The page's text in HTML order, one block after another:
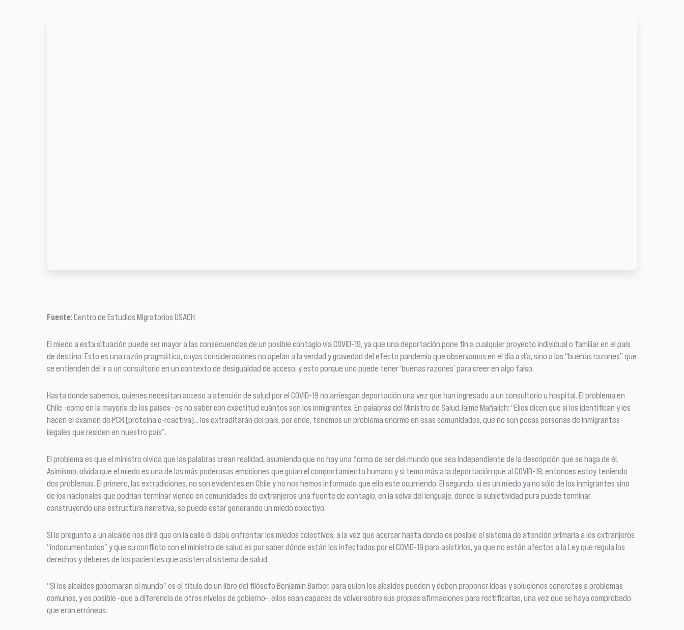
Fuente: Centro de Estudios Migratorios USACH
El miedo a esta situación puede ser mayor a las consecuencias de un posible contagio vía COVID-19, ya que una deportación pone fin a cualquier proyecto individual o familiar en el país
de destino. Esto es una razón pragmática, cuyas consideraciones no apelan a la verdad y gravedad del efecto pandemia que observamos en el día a día, sino a las “buenas razones” que
se entienden del ir a un consultorio en un contexto de desigualdad de acceso, y esto porque uno puede tener ‘buenas razones’ para creer en algo falso.
Hasta donde sabemos, quienes necesitan acceso a atención de salud por el COVID-19 no arriesgan deportación una vez que han ingresado a un consultorio u hospital. El problema en
Chile –como en la mayoría de los países– es no saber con exactitud cuántos son los inmigrantes. En palabras del Ministro de Salud Jaime Mañalich: “Ellos dicen que si los identifican y les
hacen el examen de PCR (proteína c-reactiva)… los extraditarán del país, por ende, tenemos un problema enorme en esas comunidades, que no son pocas personas de inmigrantes
ilegales que residen en nuestro país”.
El problema es que el ministro olvida que las palabras crean realidad, asumiendo que no hay una forma de ser del mundo que sea independiente de la descripción que se haga de él.
Asimismo, olvida que el miedo es una de las más poderosas emociones que guían el comportamiento humano y si temo más a la deportación que al COVID-19, entonces estoy teniendo
dos problemas. El primero, las extradiciones, no son evidentes en Chile y no nos hemos informado que ello este ocurriendo. El segundo, si es un miedo ya no sólo de los inmigrantes sino
de los nacionales que podrían terminar viendo en comunidades de extranjeros una fuente de contagio, en la selva del lenguaje, donde la subjetividad pura puede terminar
construyendo una estructura narrativa, se puede estar generando un miedo colectivo.
Si le pregunto a un alcalde nos dirá que en la calle él debe enfrentar los miedos colectivos, a la vez que acercar hasta donde es posible el sistema de atención primaria a los extranjeros
“indocumentados” y que su conflicto con el ministro de salud es por saber dónde están los infectados por el COVID-19 para asistirlos, ya que no están afectos a la Ley que regula los
derechos y deberes de los pacientes que asisten al sistema de salud.
“Si los alcaldes gobernaran el mundo” es el título de un libro del filósofo Benjamín Barber, para quien los alcaldes pueden y deben proponer ideas y soluciones concretas a problemas
comunes, y es posible –que a diferencia de otros niveles de gobierno–, ellos sean capaces de volver sobre sus propias afirmaciones para rectificarlas, una vez que se haya comprobado
que eran erróneas.